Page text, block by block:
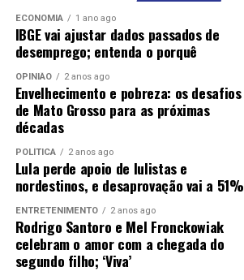
ECONOMIA 1 ano ago
IBGE vai ajustar dados passados de
desemprego; entenda o porquê
OPINIÃO 2 anos ago
Envelhecimento e pobreza: os desafios
de Mato Grosso para as próximas
décadas
POLÍTICA 2 anos ago
Lula perde apoio de lulistas e
nordestinos, e desaprovação vai a 51%
ENTRETENIMENTO 2 anos ago
Rodrigo Santoro e Mel Fronckowiak
celebram o amor com a chegada do
segundo filho; ‘Viva’